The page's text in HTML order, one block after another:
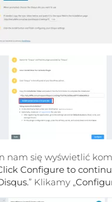
nam się wyświetlić
Configure to
” Klikamy „